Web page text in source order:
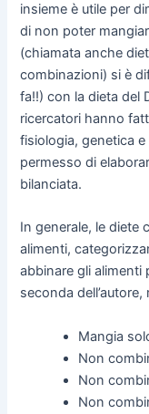
insieme è utile per
di non poter
(chiamata anche
combinazioni) si è
fa!!) con la dieta del
ricercatori hanno
fisiologia, genetica
permesso di
bilanciata.
In generale, le diete
alimenti,
abbinare gli alimenti
seconda
Mangia
Non
Non
Non